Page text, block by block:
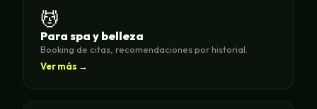
💆
Para spa y belleza
Booking de citas, recomendaciones por historial.
Ver más →